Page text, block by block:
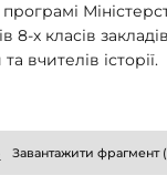
8-х класів
вчителів історії.
Завантажити фрагмент (